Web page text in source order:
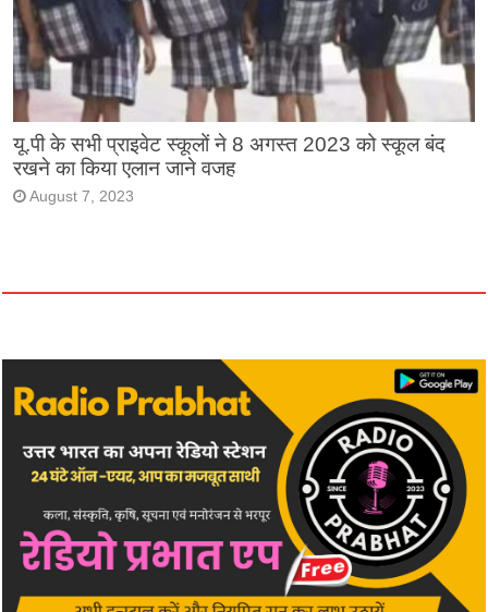
यू.पी के सभी प्राइवेट स्कूलों ने 8 अगस्त 2023 को स्कूल बंद
रखने का किया एलान जाने वजह
August 7, 2023